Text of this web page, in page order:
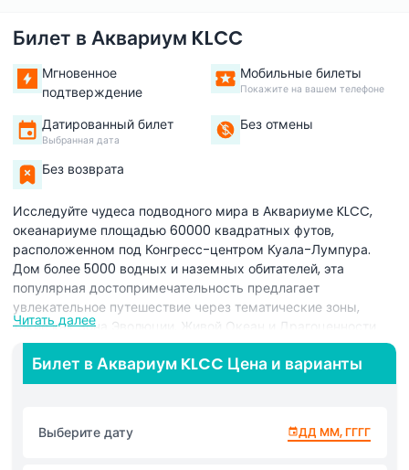
Билет в Аквариум KLCC
Мгновенное
подтверждение
Мобильные билеты
Покажите на вашем телефоне
Датированный билет
Выбранная дата
Без отмены
Без возврата
Исследуйте чудеса подводного мира в Аквариуме KLCC,
океанариуме площадью 60000 квадратных футов,
расположенном под Конгресс-центром Куала-Лумпура.
Дом более 5000 водных и наземных обитателей, эта
популярная достопримечательность предлагает
увлекательное путешествие через тематические зоны,
такие как Зона Эволюции, Живой Океан и Драгоценности
Джунглей. Прогуляйтесь по потрясающему 90-метровому
подводному тоннелю и познакомьтесь поближе с акулами,
скатами и красочными рифовыми рыбами, скользящими
видами, такими как зеленые морские черепахи, песчаные
тигровые акулы и гигантские груперы, и узнайте больше о
Читать далее
Билет в Аквариум KLCC Цена и варианты
Выберите дату ДД ММ, ГГГГ